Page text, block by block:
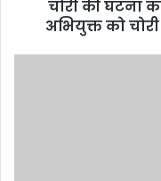
चोरी की घटना
अभियुक्त को